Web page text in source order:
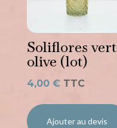
Soliflores vert
olive (lot)
4,00 € TTC
Ajouter au devis